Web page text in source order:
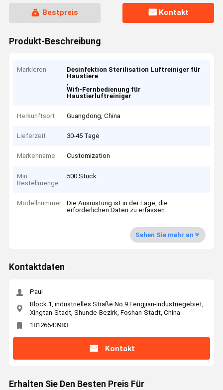
Bestpreis Kontakt
Produkt-Beschreibung
Markieren
Desinfektion Sterilisation Luftreiniger für
Haustiere
,
Wifi-Fernbedienung für
Haustierluftreiniger
Herkunftsort Guangdong, China
Lieferzeit 30-45 Tage
Markenname Customization
Min
Bestellmenge
500 Stück
Modellnummer
Die Ausrüstung ist in der Lage, die
erforderlichen Daten zu erfassen.
Sehen Sie mehr an
Kontaktdaten
Paul
Block 1, industrielles Straße No.9 Fengjian-Industriegebiet,
Xingtan-Stadt, Shunde-Bezirk, Foshan-Stadt, China
18126643983
Kontakt
Erhalten Sie Den Besten Preis Für